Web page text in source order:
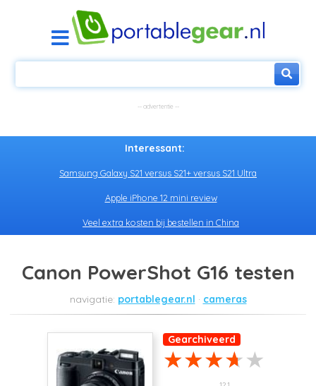
Interessant:
Samsung Galaxy S21 versus S21+ versus S21 Ultra
Apple iPhone 12 mini review
Veel extra kosten bij bestellen in China
Canon PowerShot G16 testen
portablegear.nl cameras
Gearchiveerd
12,1